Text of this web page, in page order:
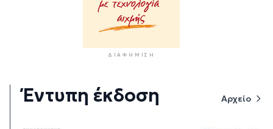
ΔΙΑΦΉΜΙΣΗ
Έντυπη έκδοση Αρχείο